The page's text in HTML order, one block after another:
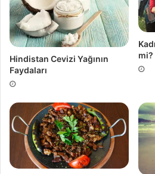
Hindistan Cevizi Yağının
Faydaları
mi?